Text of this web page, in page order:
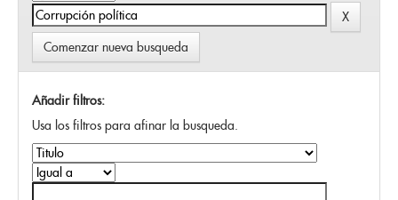
Comenzar nueva busqueda
Añadir filtros:
Usa los filtros para afinar la busqueda.